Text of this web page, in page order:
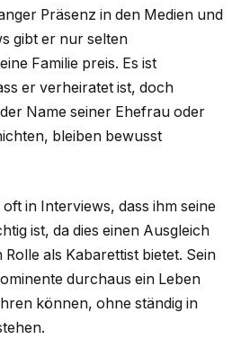
Präsenz in den Medien und
gibt er nur selten
Familie preis. Es ist
er verheiratet ist, doch
Name seiner Ehefrau oder
bleiben bewusst
in Interviews, dass ihm seine
ist, da dies einen Ausgleich
als Kabarettist bietet. Sein
durchaus ein Leben
können, ohne ständig in